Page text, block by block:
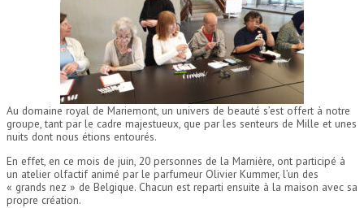
Au domaine royal de Mariemont, un univers de beauté s’est offert à notre
groupe, tant par le cadre majestueux, que par les senteurs de Mille et unes
nuits dont nous étions entourés.
En effet, en ce mois de juin, 20 personnes de la Marnière, ont participé à
un atelier olfactif animé par le parfumeur Olivier Kummer, l’un des
« grands nez » de Belgique. Chacun est reparti ensuite à la maison avec sa
propre création.